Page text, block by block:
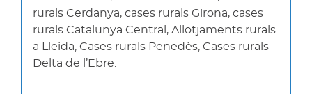
rurals Cerdanya, cases rurals Girona, cases
rurals Catalunya Central, Allotjaments rurals
a Lleida, Cases rurals Penedès, Cases rurals
Delta de l’Ebre.